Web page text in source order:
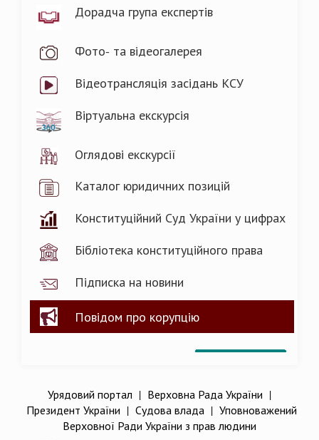
Дорадча група експертів
Фото- та відеогалерея
Відеотрансляція засідань КСУ
Віртуальна екскурсія
Оглядові екскурсії
Каталог юридичних позицій
Конституційний Суд України у цифрах
Бібліотека конституційного права
Підписка на новини
Повідом про корупцію
Урядовий портал | Верховна Рада України |
Президент України | Судова влада| Уповноважений
Верховної Ради України з прав людини